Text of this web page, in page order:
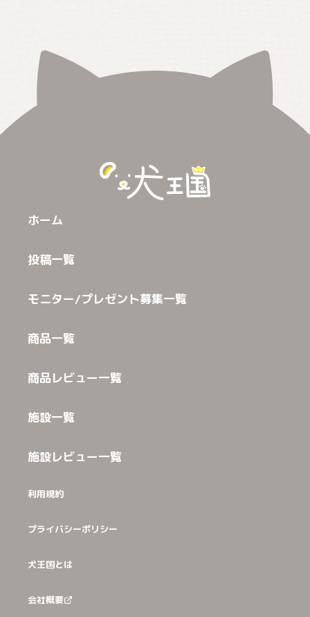
ホーム
投稿一覧
モニター/プレゼント募集一覧
商品一覧
商品レビュー一覧
施設一覧
施設レビュー一覧
利用規約
プライバシーポリシー
犬王国とは
会社概要